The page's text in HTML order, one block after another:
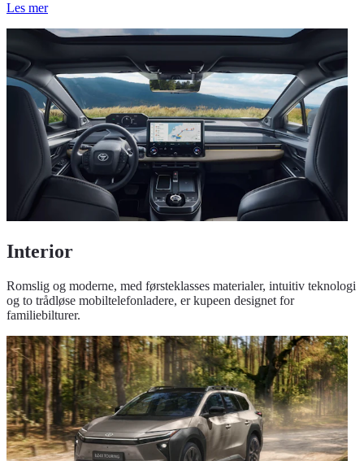
Les mer
Interior
Romslig og moderne, med førsteklasses materialer, intuitiv teknologi
og to trådløse mobiltelefonladere, er kupeen designet for
familiebilturer.